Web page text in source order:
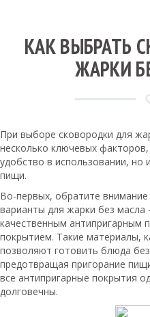
КАК ВЫБРАТЬ
ЖАРКИ
При выборе сковородки для
несколько ключевых
удобство в использовании, но
пищи.
Во-первых, обратите
варианты для жарки без масла
качественным антипригарным
покрытием. Такие материалы,
позволяют готовить блюда
предотвращая пригорание
все антипригарные покрытия
долговечны.